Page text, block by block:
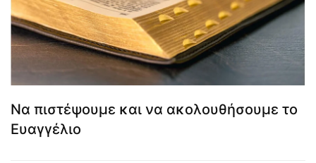
Να πιστέψουμε και να ακολουθήσουμε το
Ευαγγέλιο